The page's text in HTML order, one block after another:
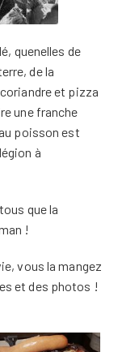
quenelles de
de la
et pizza
une franche
poisson est
à
que la
!
vous la mangez
et des photos !